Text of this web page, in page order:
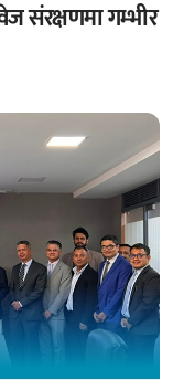
संरक्षणमा गम्भीर